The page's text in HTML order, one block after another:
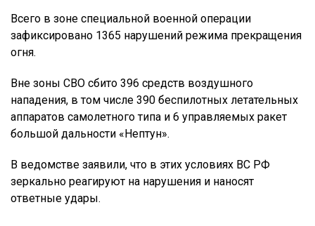
Всего в зоне специальной военной операции
зафиксировано 1365 нарушений режима прекращения
огня.
Вне зоны СВО сбито 396 средств воздушного
нападения, в том числе 390 беспилотных летательных
аппаратов самолетного типа и 6 управляемых ракет
большой дальности «Нептун».
В ведомстве заявили, что в этих условиях ВС РФ
зеркально реагируют на нарушения и наносят
ответные удары.